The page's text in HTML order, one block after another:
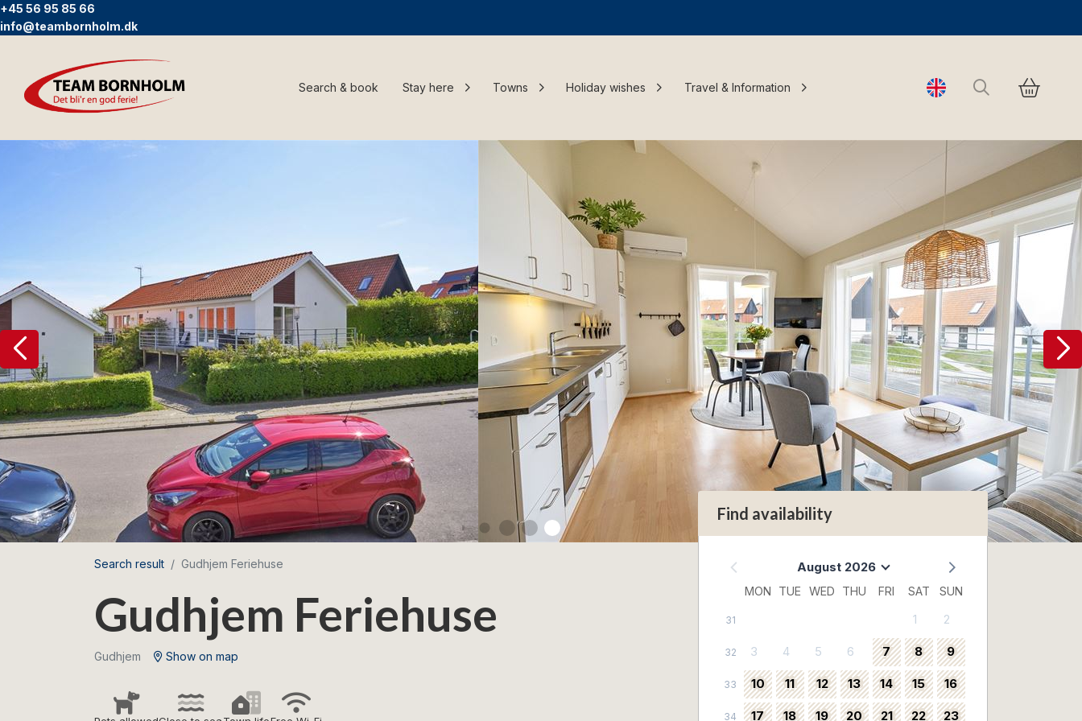
+45 56 95 85 66
info@teambornholm.dk
Search & book Stay here Towns Holiday wishes Travel & Information Change language
Search
Search result Gudhjem Feriehuse
Gudhjem Feriehuse
Gudhjem Show on map
Find availability
August 2026
MON TUE WED THU FRI SAT SUN
31 1 2
32 3 4 5 6 7 8 9
33 10 11 12 13 14 15 16
34 17 18 19 20 21 22 23